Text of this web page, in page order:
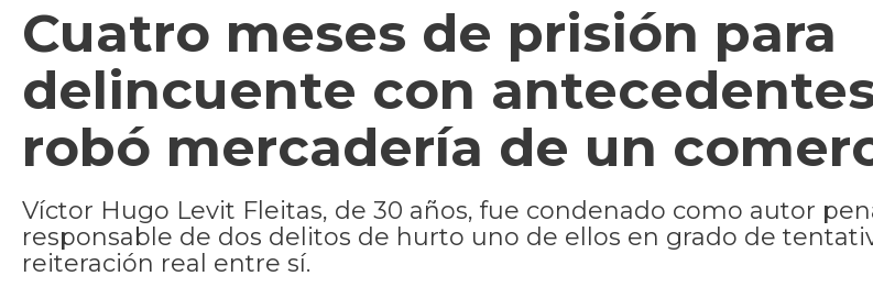
Cuatro meses de prisión para
delincuente con
robó mercadería de un
Víctor Hugo Levit Fleitas, de 30 años, fue condenado como autor
responsable de dos delitos de hurto uno de ellos en grado de
reiteración real entre sí.